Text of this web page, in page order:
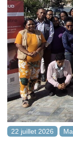
22 juillet 2026